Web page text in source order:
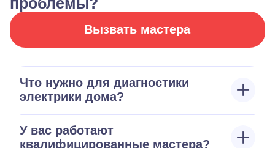
Вызвать мастера
Что нужно для диагностики
электрики дома?
У вас работают
квалифицированные мастера?